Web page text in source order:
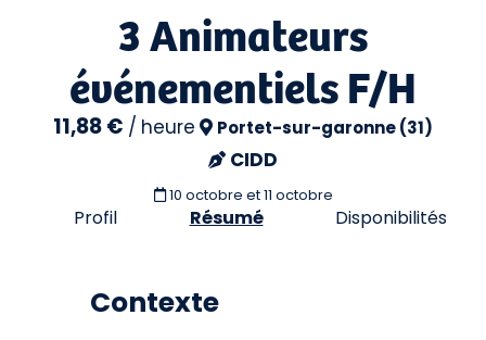
3 Animateurs
événementiels F/H
11,88 € / heure Portet-sur-garonne (31)
CIDD
10 octobre et 11 octobre
Profil Résumé Disponibilités
Contexte